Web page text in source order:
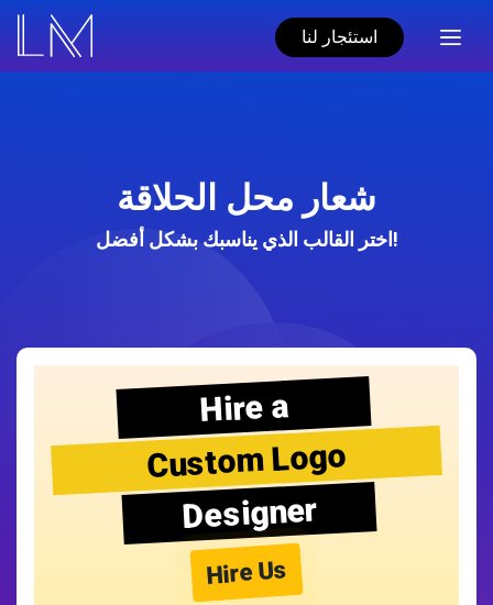
استئجار لنا
شعار محل الحلاقة
اختر القالب الذي يناسبك بشكل أفضل!
Hire a
Custom Logo
Designer
Hire Us